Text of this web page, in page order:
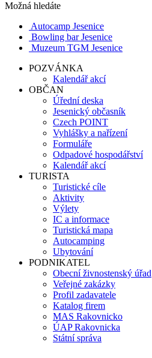
Možná hledáte
Autocamp Jesenice
Bowling bar Jesenice
Muzeum TGM Jesenice
POZVÁNKA
Kalendář akcí
OBČAN
Úřední deska
Jesenický občasník
Czech POINT
Vyhlášky a nařízení
Formuláře
Odpadové hospodářství
Kalendář akcí
TURISTA
Turistické cíle
Aktivity
Výlety
IC a informace
Turistická mapa
Autocamping
Ubytování
PODNIKATEL
Obecní živnostenský úřad
Veřejné zakázky
Profil zadavatele
Katalog firem
MAS Rakovnicko
ÚAP Rakovnicka
Státní správa